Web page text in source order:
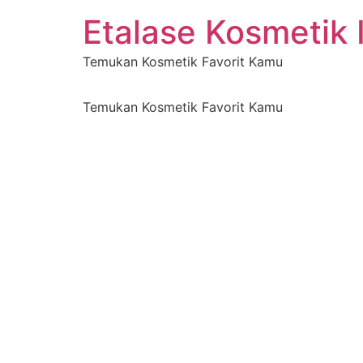
Etalase Kosmetik
Temukan Kosmetik Favorit Kamu
Temukan Kosmetik Favorit Kamu